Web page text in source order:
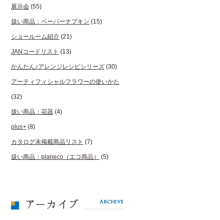
展示会 (55)
扱い商品：ペーパーナプキン (15)
ショールーム紹介 (21)
JANコードリスト (13)
かんたん♪アレンジレシピシリーズ (30)
アーティフィシャルフラワーの使いかた
(32)
扱い商品：花器 (4)
plus+ (8)
カタログ未掲載商品リスト (7)
扱い商品：planeco（エコ商品） (5)